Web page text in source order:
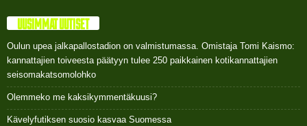
UUSIMMAT UUTISET
Oulun upea jalkapallostadion on valmistumassa. Omistaja Tomi Kaismo:
kannattajien toiveesta päätyyn tulee 250 paikkainen kotikannattajien
seisomakatsomolohko
Olemmeko me kaksikymmentäkuusi?
Kävelyfutiksen suosio kasvaa Suomessa